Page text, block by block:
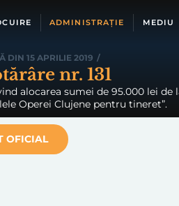
ADMINISTRAȚIE MEDIU
DIN 15 APRILIE 2019 /
nr. 131
alocarea sumei de 95.000 lei
Operei Clujene pentru tineret”.
OFICIAL